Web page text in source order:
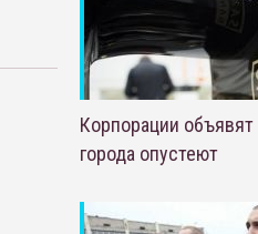
Корпорации
города опустеют